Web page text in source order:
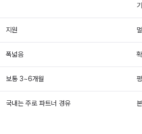
지원
폭넓음
보통 3~6개월
국내는 주로 파트너 경유